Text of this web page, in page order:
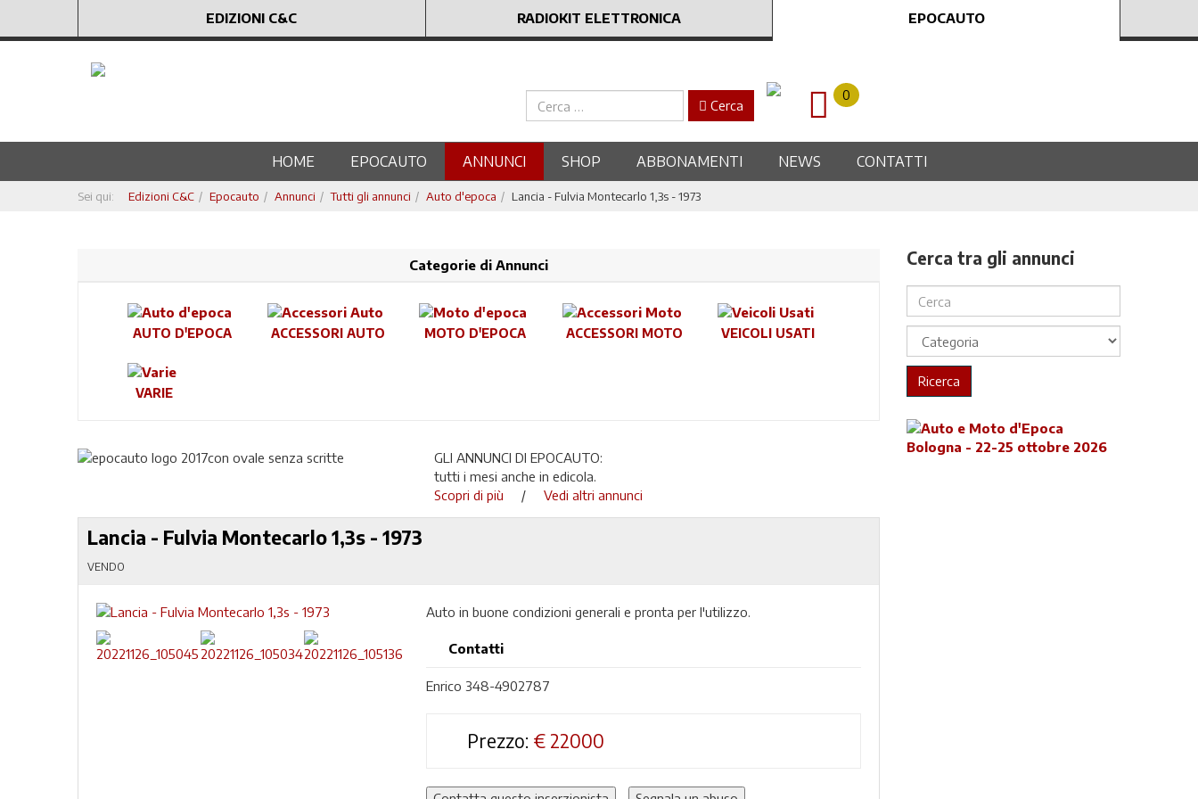
EDIZIONI C&C RADIOKIT ELETTRONICA EPOCAUTO
Cerca Cerca
0
HOME EPOCAUTO ANNUNCI SHOP ABBONAMENTI NEWS CONTATTI
Sei qui: Edizioni C&C Epocauto Annunci Tutti gli annunci Auto d'epoca Lancia - Fulvia Montecarlo 1,3s - 1973
Categorie di Annunci
AUTO D'EPOCA ACCESSORI AUTO MOTO D'EPOCA ACCESSORI MOTO VEICOLI USATI
VARIE
GLI ANNUNCI DI EPOCAUTO:
tutti i mesi anche in edicola.
Scopri di più
/ Vedi altri annunci
Lancia - Fulvia Montecarlo 1,3s - 1973
VENDO
Auto in buone condizioni generali e pronta per l'utilizzo.
Contatti
Enrico 348-4902787
Prezzo: € 22000
Cerca tra gli annunci
Ricerca